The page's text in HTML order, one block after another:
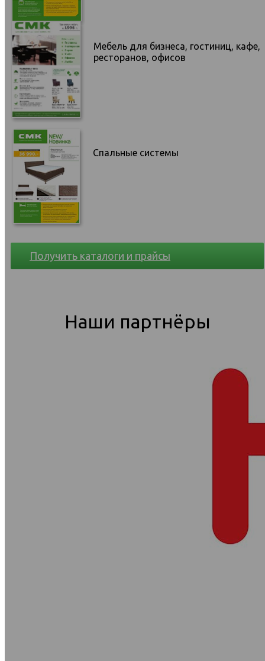
Мебель для бизнеса, гостиниц, кафе,
ресторанов, офисов
Спальные системы
Получить каталоги и прайсы
Наши партнёры